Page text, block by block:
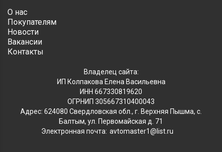
О нас
Покупателям
Новости
Вакансии
Контакты
Владелец сайта:
ИП Колпакова Елена Васильевна
ИНН 667330819620
ОГРНИП 305667310400043
Адрес: 624080 Свердловская обл., г. Верхняя Пышма, с.
Балтым, ул. Первомайская д. 71
Электронная почта: avtomaster1@list.ru